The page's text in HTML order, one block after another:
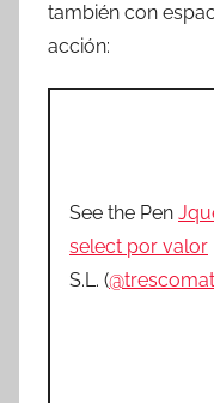
también con
acción:
See the Pen
select por valor
S.L. (